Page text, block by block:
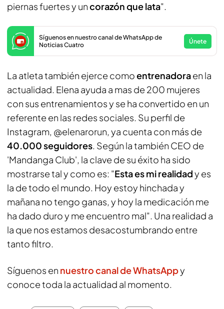
piernas fuertes y uncorazón que lata".
Síguenos en nuestro canal de WhatsApp de
Noticias Cuatro
Únete
La atleta también ejerce comoentrenadoraen la
actualidad. Elena ayuda a mas de 200 mujeres
con sus entrenamientos y se ha convertido en un
referente en las redes sociales. Su perfil de
Instagram, @elenarorun, ya cuenta con más de
40.000 seguidores. Según la también CEO de
'Mandanga Club', la clave de su éxito ha sido
mostrarse tal y como es: "Esta es mi realidady es
la de todo el mundo. Hoy estoy hinchada y
mañana no tengo ganas, y hoy la medicación me
ha dado duro y me encuentro mal". Una realidad a
la que nos estamos desacostumbrando entre
tanto filtro.
Síguenos en nuestro canal de WhatsAppy
conoce toda la actualidad al momento.